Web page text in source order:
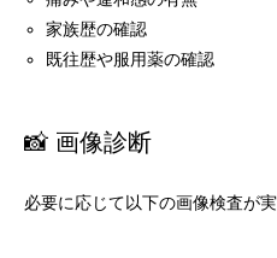
家族歴の確認
既往歴や服用薬の確認
📸 画像診断
必要に応じて以下の画像検査が